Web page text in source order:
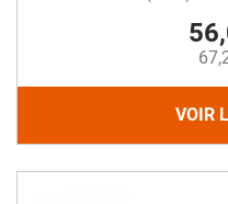
VOIR